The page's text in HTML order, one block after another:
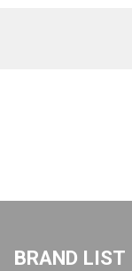
BRAND LIST